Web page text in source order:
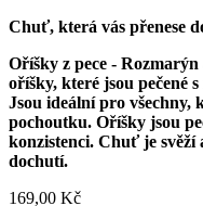
Chuť, která vás přenese
Oříšky z pece -
oříšky, které jsou pečené
Jsou ideální pro všechny,
pochoutku. Oříšky jsou
konzistenci. Chuť je
dochutí.
169,00 Kč